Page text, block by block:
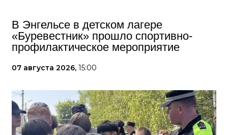
В Энгельсе в детском лагере
«Буревестник» прошло спортивно-
профилактическое мероприятие
07 августа 2026, 15:00